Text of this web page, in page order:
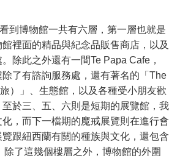
到博物館一共有六層，第一層也就是
裡面的精品與紀念品販售商店，以及
除此之外還有一間Te Papa Cafe，
了有諮詢服務處，還有著名的「The
）」、生態館，以及各種受小朋友歡
於三、五、六則是短期的展覽館，我
，而下一檔期的魔戒展覽則在進行會
跟紐西蘭有關的種族與文化，還包含
了這幾個樓層之外，博物館的外圍